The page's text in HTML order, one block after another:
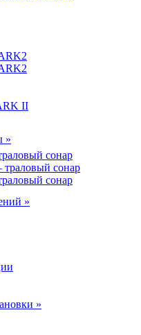
II
»
сонар
сонар
сонар
»
»